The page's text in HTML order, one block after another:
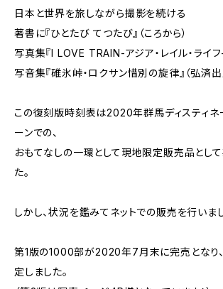
​日本と世界を旅しながら撮影を続ける
著書に『ひとたび てつたび』（ころから）
写真集『I LOVE TRAIN-アジア・レイル・ライフ-
写音集『碓氷峠・ロクサン惜別の旋律』（弘済
この復刻版時刻表は2020年群馬ディスティネ
ーンでの、
おもてなしの一環として現地限定販売品とし
た。
しかし、状況を鑑みてネットでの販売を行いまし
第1版の1000部が2020年7月末に完売となり
定しました。